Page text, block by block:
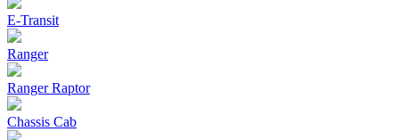
E-Transit
Ranger
Ranger Raptor
Chassis Cab